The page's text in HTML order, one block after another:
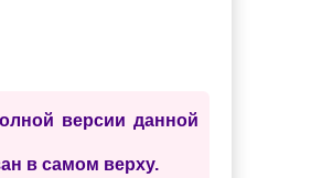
версии данной
в самом верху.